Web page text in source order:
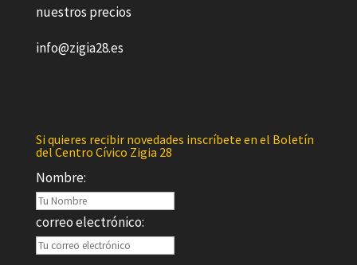
nuestros precios
info@zigia28.es
Si quieres recibir novedades inscríbete en el Boletín
del Centro Cívico Zigia 28
Nombre:
correo electrónico: